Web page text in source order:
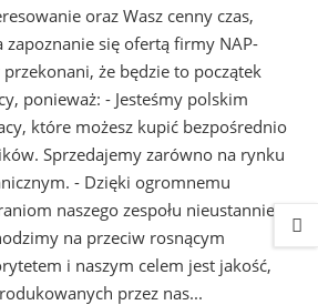
oraz Wasz cenny czas,
zapoznanie się ofertą firmy NAP-
przekonani, że będzie to początek
ponieważ: - Jesteśmy polskim
które możesz kupić bezpośrednio
Sprzedajemy zarówno na rynku
- Dzięki ogromnemu
naszego zespołu nieustannie
na przeciw rosnącym
i naszym celem jest jakość,
przez nas...